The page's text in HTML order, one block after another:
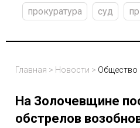
прокуратура суд
Главная > Новости > Общество
На Золочевщине
обстрелов